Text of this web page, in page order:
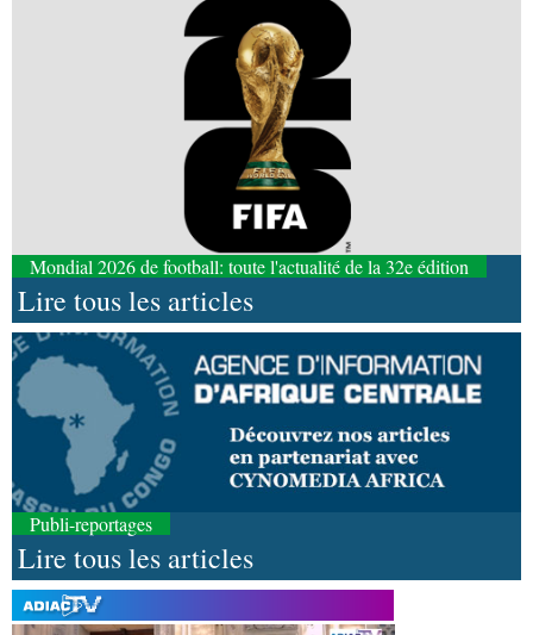
Mondial 2026 de football: toute l'actualité de la 32e édition
Lire tous les articles
Publi-reportages
Lire tous les articles
07-08-2026 11:03
SportFootball, le week-end des Diables rouges et